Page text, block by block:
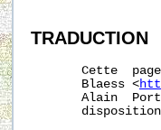
TRADUCTION
Cette
       Blaess <
Alain